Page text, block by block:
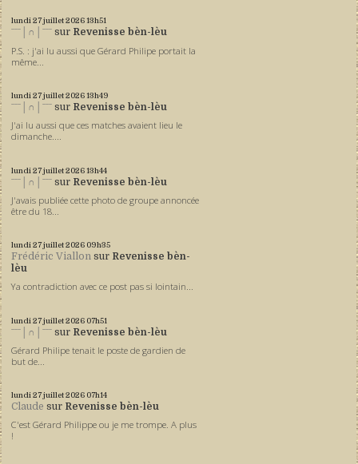
lundi 27juillet 202613h51
ˉˉˉ│∩│ˉˉˉ sur Revenisse bèn-lèu
P.S. : j'ai lu aussi que Gérard Philipe portait la
même...
lundi 27juillet 202613h49
ˉˉˉ│∩│ˉˉˉ sur Revenisse bèn-lèu
J'ai lu aussi que ces matches avaient lieu le
dimanche....
lundi 27juillet 202613h44
ˉˉˉ│∩│ˉˉˉ sur Revenisse bèn-lèu
J'avais publiée cette photo de groupe annoncée
être du 18...
lundi 27juillet 2026 09h35
Frédéric Viallon sur Revenisse bèn-
lèu
Ya contradiction avec ce post pas si lointain...
lundi 27juillet 2026 07h51
ˉˉˉ│∩│ˉˉˉ sur Revenisse bèn-lèu
Gérard Philipe tenait le poste de gardien de
but de...
lundi 27juillet 2026 07h14
Claude sur Revenisse bèn-lèu
C'est Gérard Philippe ou je me trompe. A plus
!